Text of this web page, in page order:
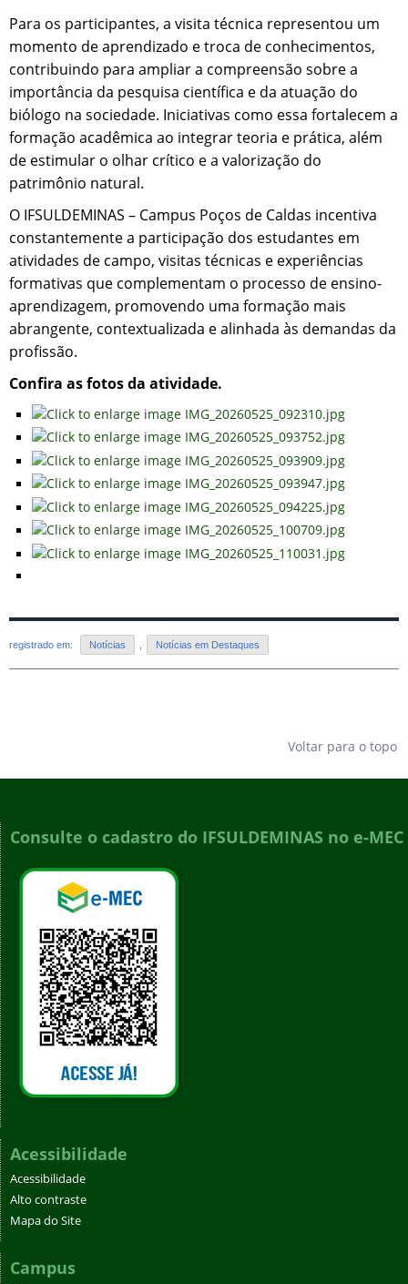
Para os participantes, a visita técnica representou um
momento de aprendizado e troca de conhecimentos,
contribuindo para ampliar a compreensão sobre a
importância da pesquisa científica e da atuação do
biólogo na sociedade. Iniciativas como essa fortalecem a
formação acadêmica ao integrar teoria e prática, além
de estimular o olhar crítico e a valorização do
patrimônio natural.
O IFSULDEMINAS – Campus Poços de Caldas incentiva
constantemente a participação dos estudantes em
atividades de campo, visitas técnicas e experiências
formativas que complementam o processo de ensino-
aprendizagem, promovendo uma formação mais
abrangente, contextualizada e alinhada às demandas da
profissão.
Confira as fotos da atividade.
registrado em: Notícias Notícias em Destaques
Voltar para o topo
Consulte o cadastro do IFSULDEMINAS no e-MEC
Acessibilidade
Acessibilidade
Alto contraste
Mapa do Site
Campus